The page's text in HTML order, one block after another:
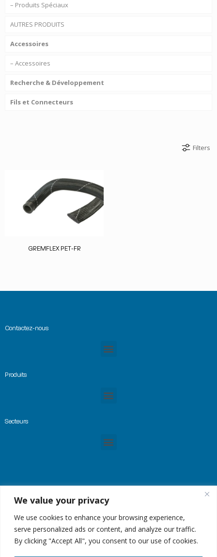
We value your privacy
We use cookies to enhance your browsing experience,
serve personalized ads or content, and analyze our traffic.
By clicking "Accept All", you consent to our use of cookies.
– Produits Spéciaux
AUTRES PRODUITS
Accessoires
– Accessoires
Recherche & Développement
Fils et Connecteurs
Filters
GREMFLEX PET-FR
Contactez-nous
Produits
Secteurs
© Copyright 2023 -GREMTEK, Tous droits réservés |
| Site